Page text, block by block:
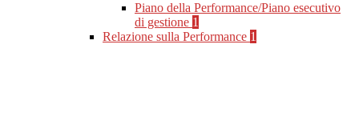
Piano della Performance/Piano esecutivo
di gestione 1
Relazione sulla Performance 1